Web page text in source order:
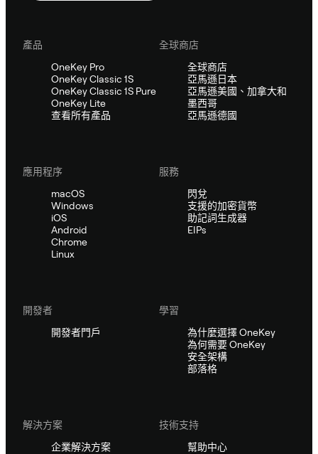
產品
OneKey Pro
OneKey Classic 1S
OneKey Classic 1S Pure
OneKey Lite
查看所有產品
全球商店
全球商店
亞馬遜日本
亞馬遜美國、加拿大和
墨西哥
亞馬遜德國
應用程序
macOS
Windows
iOS
Android
Chrome
Linux
服務
閃兌
支援的加密貨幣
助記詞生成器
EIPs
開發者
開發者門戶
學習
為什麼選擇 OneKey
為何需要 OneKey
安全架構
部落格
解決方案
企業解決方案
技術支持
幫助中心